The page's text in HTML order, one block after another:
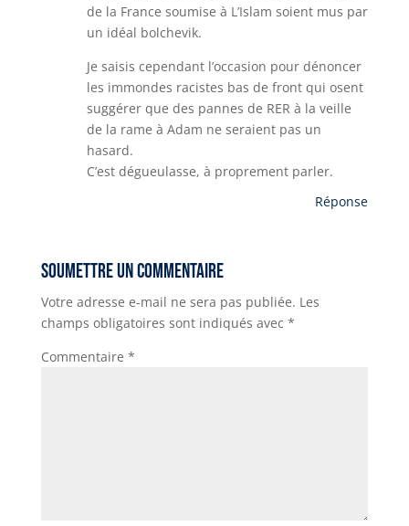
de la France soumise à L’Islam soient mus par
un idéal bolchevik.
Je saisis cependant l’occasion pour dénoncer
les immondes racistes bas de front qui osent
suggérer que des pannes de RER à la veille
de la rame à Adam ne seraient pas un
hasard.
C’est dégueulasse, à proprement parler.
Réponse
Soumettre un commentaire
Votre adresse e-mail ne sera pas publiée. Les
champs obligatoires sont indiqués avec *
Commentaire *